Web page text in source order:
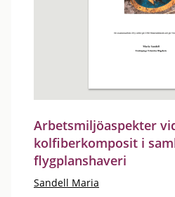
Arbetsmiljöaspekter
kolfiberkomposit i
flygplanshaveri
Sandell Maria